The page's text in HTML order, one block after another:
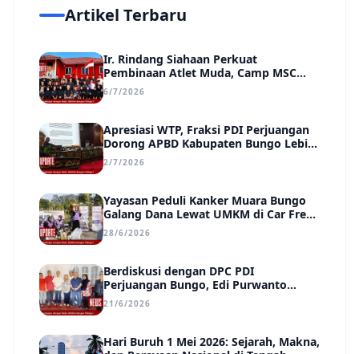
Artikel Terbaru
Ir. Rindang Siahaan Perkuat
Pembinaan Atlet Muda, Camp MSC
Siapkan Generasi Juara Hadapi
Kejuaraan Regional hingga Nasional
6/7/2026
Apresiasi WTP, Fraksi PDI Perjuangan
Dorong APBD Kabupaten Bungo Lebih
Efektif, Transparan, dan Berdampak
2/7/2026
Yayasan Peduli Kanker Muara Bungo
Galang Dana Lewat UMKM di Car Free
Day, Ir. Rindang Siahaan Beri Apresiasi
28/6/2026
Berdiskusi dengan DPC PDI
Perjuangan Bungo, Edi Purwanto
Uraikan Poin-Poin Urgensi yang Perlu
Disadari Pemimpin Daerah
21/6/2026
Hari Buruh 1 Mei 2026: Sejarah, Makna,